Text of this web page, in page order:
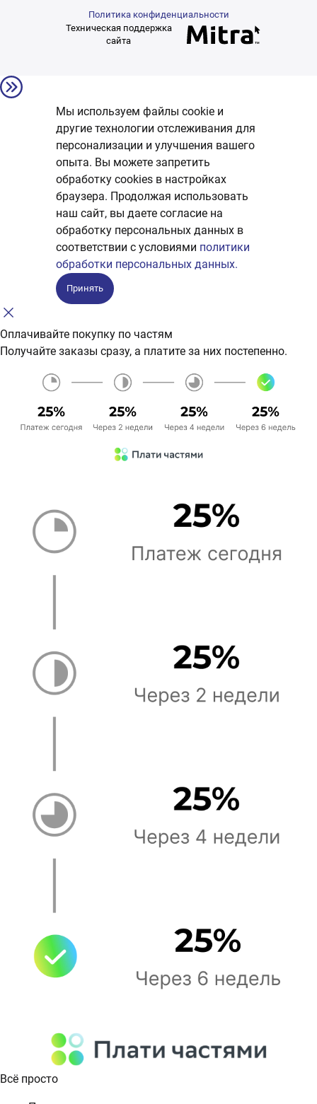
Политика конфиденциальности
Техническая поддержка
сайта
Мы используем файлы cookie и
другие технологии отслеживания для
персонализации и улучшения вашего
опыта. Вы можете запретить
обработку сookies в настройках
браузера. Продолжая использовать
наш сайт, вы даете согласие на
обработку персональных данных в
соответствии с условиями политики
обработки персональных данных.
Принять
Оплачивайте покупку по частям
Получайте заказы сразу, а платите за них постепенно.
Всё просто